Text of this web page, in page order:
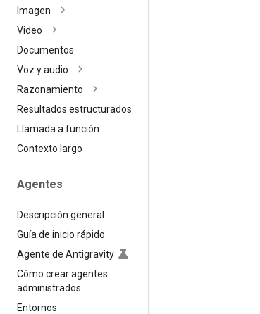
Imagen
Video
Documentos
Voz y audio
Razonamiento
Resultados estructurados
Llamada a función
Contexto largo
Agentes
Descripción general
Guía de inicio rápido
Agente de Antigravity
Cómo crear agentes
administrados
Entornos